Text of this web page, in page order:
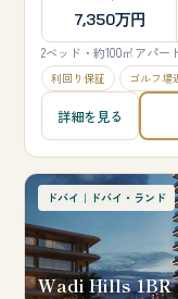
7,350万円
2ベッド・約100㎡アパー
利回り保証 ゴルフ場
詳細を見る
ドバイ｜ドバイ・ランド
Wadi Hills 1BR